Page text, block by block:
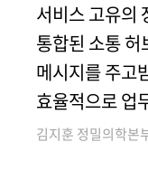
서비스 고유의
통합된 소통
메시지를 주고
효율적으로 업
김지훈 정밀의학본